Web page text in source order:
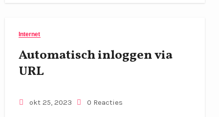
Internet
Automatisch inloggen via
URL
okt 25, 2023 0 Reacties